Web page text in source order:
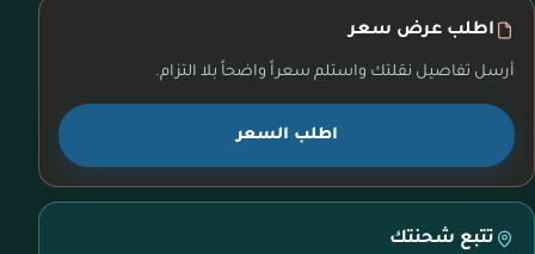
اطلب عرض سعر
أرسل تفاصيل نقلتك واستلم سعراً واضحاً بلا التزام.
اطلب السعر
تتبع شحنتك